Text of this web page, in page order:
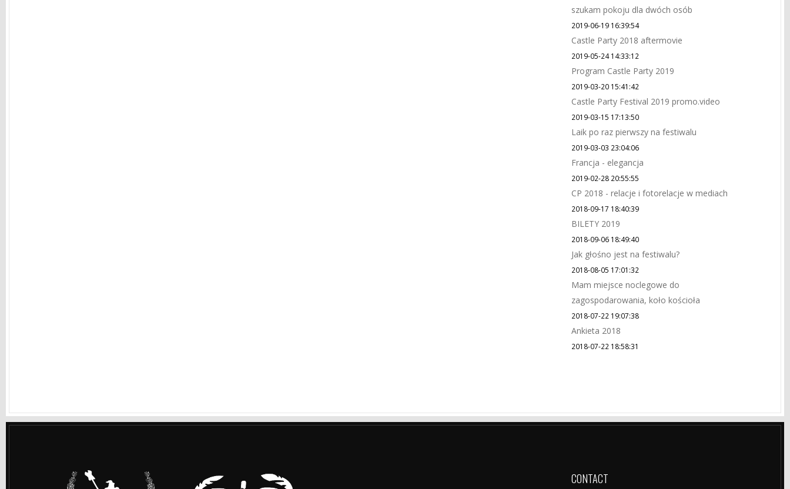
szukam pokoju dla dwóch osób
2019-06-19 16:39:54
Castle Party 2018 aftermovie
2019-05-24 14:33:12
Program Castle Party 2019
2019-03-20 15:41:42
Castle Party Festival 2019 promo.video
2019-03-15 17:13:50
Laik po raz pierwszy na festiwalu
2019-03-03 23:04:06
Francja - elegancja
2019-02-28 20:55:55
CP 2018 - relacje i fotorelacje w mediach
2018-09-17 18:40:39
BILETY 2019
2018-09-06 18:49:40
Jak głośno jest na festiwalu?
2018-08-05 17:01:32
Mam miejsce noclegowe do
zagospodarowania, koło kościoła
2018-07-22 19:07:38
Ankieta 2018
2018-07-22 18:58:31
CONTACT